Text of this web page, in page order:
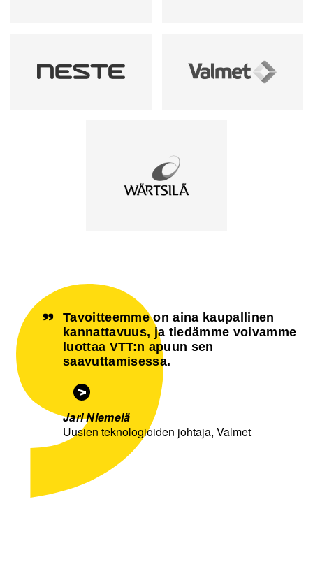
Tavoitteemme on aina kaupallinen
kannattavuus, ja tiedämme voivamme
luottaa VTT:n apuun sen
saavuttamisessa.
Jari Niemelä
Uusien teknologioiden johtaja, Valmet